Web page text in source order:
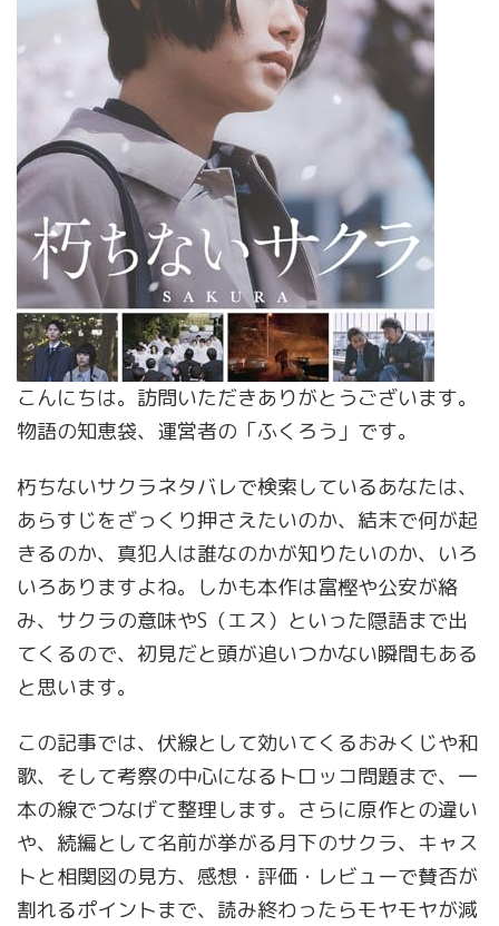
こんにちは。訪問いただきありがとうございます。
物語の知恵袋、運営者の「ふくろう」です。
朽ちないサクラネタバレで検索しているあなたは、
あらすじをざっくり押さえたいのか、結末で何が起
きるのか、真犯人は誰なのかが知りたいのか、いろ
いろありますよね。しかも本作は富樫や公安が絡
み、サクラの意味やS（エス）といった隠語まで出
てくるので、初見だと頭が追いつかない瞬間もある
と思います。
この記事では、伏線として効いてくるおみくじや和
歌、そして考察の中心になるトロッコ問題まで、一
本の線でつなげて整理します。さらに原作との違い
や、続編として名前が挙がる月下のサクラ、キャス
トと相関図の見方、感想・評価・レビューで賛否が
割れるポイントまで、読み終わったらモヤモヤが減